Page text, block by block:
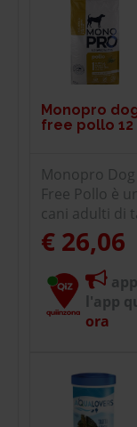
Monopro
free pollo 12
Monopro
Free Pollo è
cani adulti di
€ 26,06
l'app
ora